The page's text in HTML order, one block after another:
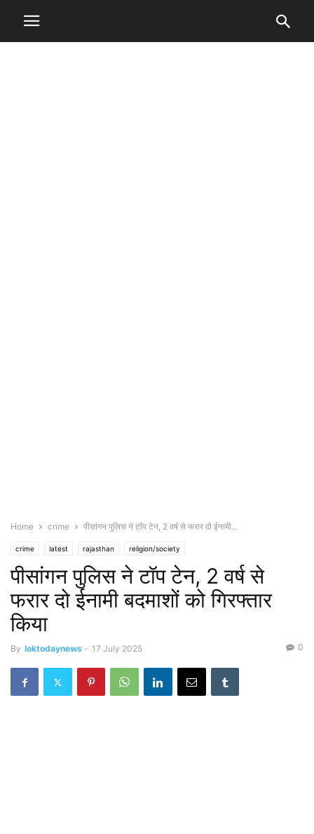
Home crime पीसांगन पुलिस ने टॉप टेन, 2 वर्ष से फरार दो ईनामी...
crime latest rajasthan religion/society
पीसांगन पुलिस ने टॉप टेन, 2 वर्ष से
फरार दो ईनामी बदमाशों को गिरफ्तार
किया
By loktodaynews - 17 July 2025 0